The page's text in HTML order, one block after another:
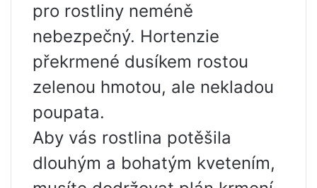
pro rostliny neméně
nebezpečný. Hortenzie
překrmené dusíkem rostou
zelenou hmotou, ale nekladou
poupata.
Aby vás rostlina potěšila
dlouhým a bohatým kvetením,